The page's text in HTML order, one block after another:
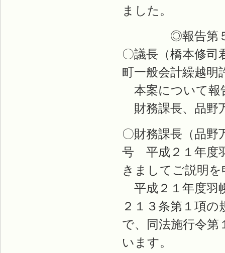
ました。
◎報告第５
〇議長（橋本修
町一般会計繰越明
本案について報
財務課長、品野
〇財務課長（品
号 平成２１年度
きましてご説明
平成２１年度羽
２１３条第１項
で、同法施行令
います。